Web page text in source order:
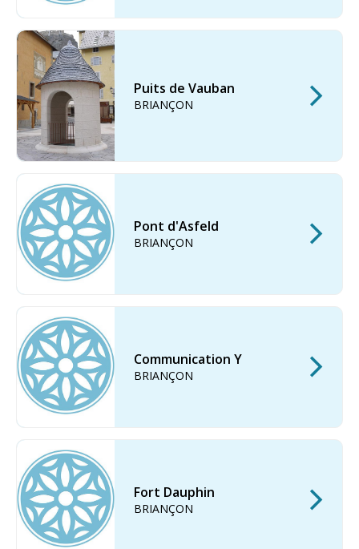
Puits de Vauban
BRIANÇON
Pont d'Asfeld
BRIANÇON
Communication Y
BRIANÇON
Fort Dauphin
BRIANÇON